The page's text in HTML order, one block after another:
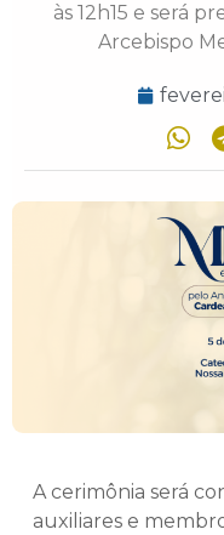
às 12h15 e será
Arcebispo
A cerimônia será
auxiliares e